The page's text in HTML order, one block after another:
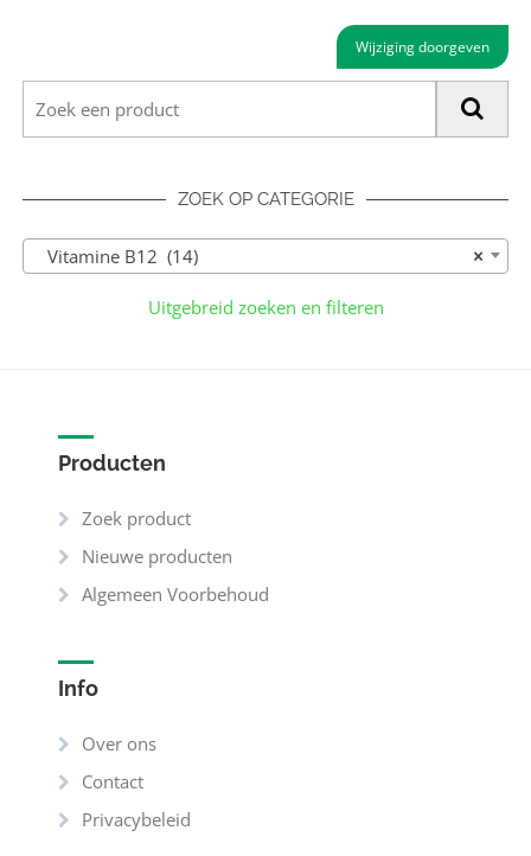
Wijziging doorgeven
ZOEK OP CATEGORIE
×
Vitamine B12 (14)
Uitgebreid zoeken en filteren
Producten
Zoek product
Nieuwe producten
Algemeen Voorbehoud
Info
Over ons
Contact
Privacybeleid